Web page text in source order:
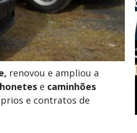
renovou e ampliou a
e caminhões
e contratos de